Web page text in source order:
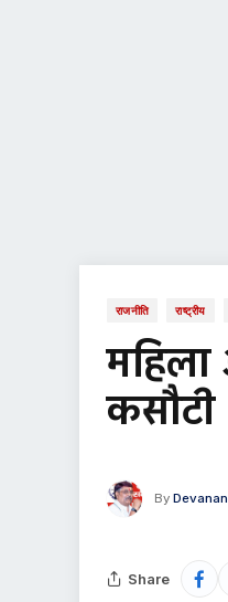
राजनीति राष्ट्रीय
कसौटी
By
Share